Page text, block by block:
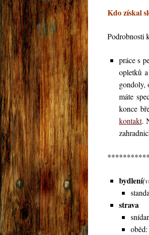
Kdo získal
Podrobnosti
práce s
opletků
gondoly,
máte
konce
kontakt.
bydlení
strava
oběd: